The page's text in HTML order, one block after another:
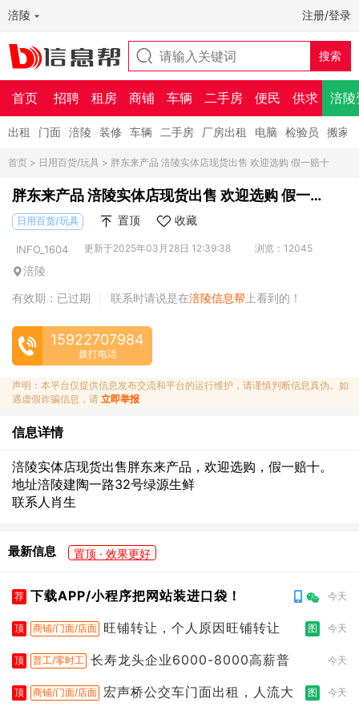
涪陵 注册/登录
首页 招聘 租房 商铺 车辆 二手房 便民 供求 涪陵
出租 门面 涪陵 装修 车辆 二手房 厂房出租 电脑 检验员 搬家
首页 > 日用百货/玩具 > 胖东来产品 涪陵实体店现货出售 欢迎选购 假一赔十
胖东来产品 涪陵实体店现货出售 欢迎选购 假一赔
十日用百货/玩具 置顶 收藏
INFO_1604 更新于2025年03月28日 12:39:38 浏览：12045
涪陵
有效期：已过期
联系时请说是在涪陵信息帮 上看到的！
15922707984
拨打电话
声明：本平台仅提供信息发布交流和平台的运行维护，请谨慎判断信息真伪。如
遇虚假诈骗信息，请 立即举报
信息详情
涪陵实体店现货出售胖东来产品，欢迎选购，假一赔十。
地址涪陵建陶一路32号绿源生鲜
联系人肖生
最新信息 置顶 · 效果更好
荐 下载APP/小程序把网站装进口袋！ 今天
顶 商铺/门面/店面 旺铺转让，个人原因旺铺转让 图 今天
顶 普工/零时工 长寿龙头企业6000-8000高薪普 今天
顶 商铺/门面/店面 宏声桥公交车门面出租，人流大 图 今天